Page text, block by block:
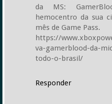
da MS:
hemocentro da sua
mês de Game Pass.
https://
va-gamerblood-da-
todo-o-brasil/
Responder